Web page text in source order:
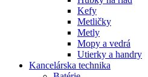
Kefy
Metličky
Metly
Mopy a vedrá
Utierky a handry
Kancelárska technika